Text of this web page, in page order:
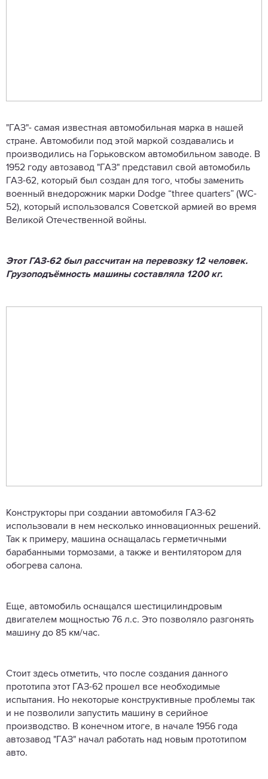
"ГАЗ"- самая известная автомобильная марка в нашей
стране. Автомобили под этой маркой создавались и
производились на Горьковском автомобильном заводе. В
1952 году автозавод "ГАЗ" представил свой автомобиль
ГАЗ-62, который был создан для того, чтобы заменить
военный внедорожник марки Dodge “three quarters” (WC-
52), который использовался Советской армией во время
Великой Отечественной войны.
Этот ГАЗ-62 был рассчитан на перевозку 12 человек.
Грузоподъёмность машины составляла 1200 кг.
Конструкторы при создании автомобиля ГАЗ-62
использовали в нем несколько инновационных решений.
Так к примеру, машина оснащалась герметичными
барабанными тормозами, а также и вентилятором для
обогрева салона.
Еще, автомобиль оснащался шестицилиндровым
двигателем мощностью 76 л.с. Это позволяло разгонять
машину до 85 км/час.
Стоит здесь отметить, что после создания данного
прототипа этот ГАЗ-62 прошел все необходимые
испытания. Но некоторые конструктивные проблемы так
и не позволили запустить машину в серийное
производство. В конечном итоге, в начале 1956 года
автозавод "ГАЗ" начал работать над новым прототипом
авто.